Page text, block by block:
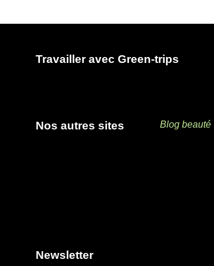
Travailler avec Green-trips
Nos autres sites Blog beauté
Newsletter